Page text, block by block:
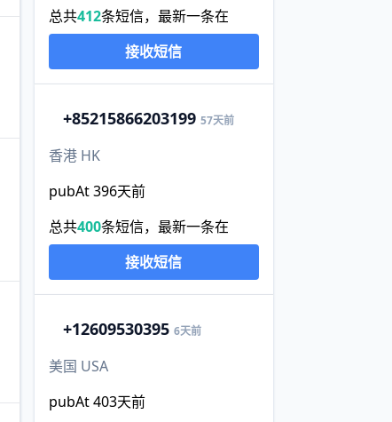
总共412条短信，最新一条在
接收短信
+85215866203199 57天前
香港 HK
pubAt 396天前
总共400条短信，最新一条在
接收短信
+12609530395 6天前
美国 USA
pubAt 403天前